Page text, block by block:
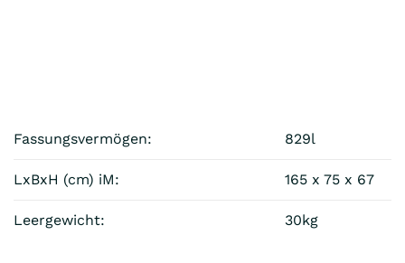
Fassungsvermögen: 829l
LxBxH (cm) iM: 165 x 75 x 67
Leergewicht: 30kg